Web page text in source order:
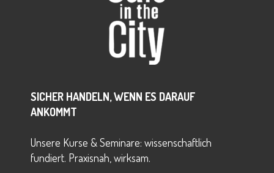
SICHER HANDELN, WENN ES DARAUF
ANKOMMT
Unsere Kurse & Seminare: wissenschaftlich
fundiert. Praxisnah, wirksam.